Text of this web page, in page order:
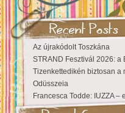
Az újrakódolt Toszkána
STRAND Fesztivál 2026: a
Tizenkettedikén biztosan a
Odüsszeia
Francesca Todde: IUZZA